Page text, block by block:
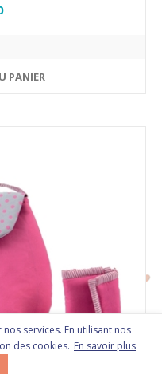
PANIER
services. En utilisant nos
des cookies. En savoir plus